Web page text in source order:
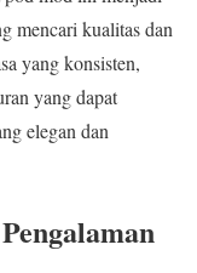
mencari kualitas dan
yang konsisten,
yang dapat
elegan dan